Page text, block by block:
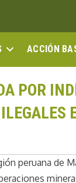
ACCIÓN
POR
peruana de